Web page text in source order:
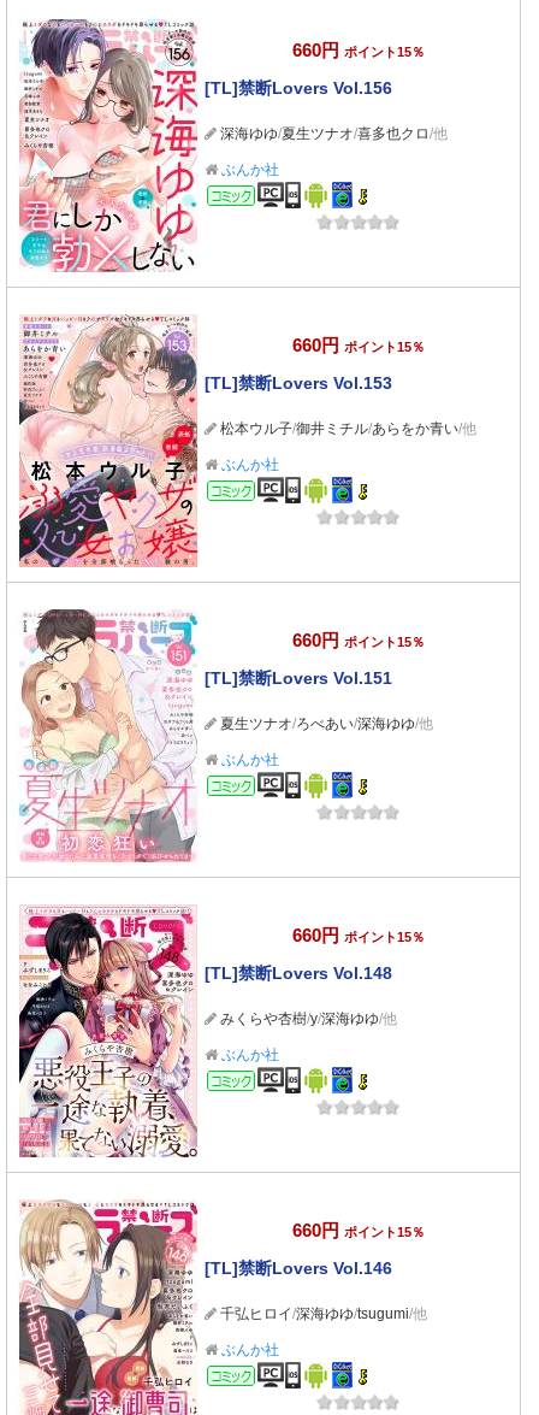
660円 ポイント15％
[TL]禁断Lovers Vol.156
深海ゆゆ/夏生ツナオ/喜多也クロ/他
ぶんか社
コミック
660円 ポイント15％
[TL]禁断Lovers Vol.153
松本ウル子/御井ミチル/あらをか青い/他
ぶんか社
コミック
660円 ポイント15％
[TL]禁断Lovers Vol.151
夏生ツナオ/ろべあい/深海ゆゆ/他
ぶんか社
コミック
660円 ポイント15％
[TL]禁断Lovers Vol.148
みくらや杏樹/y/深海ゆゆ/他
ぶんか社
コミック
660円 ポイント15％
[TL]禁断Lovers Vol.146
千弘ヒロイ/深海ゆゆ/tsugumi/他
ぶんか社
コミック